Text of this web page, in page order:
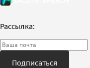
Рассылка:
Подписаться